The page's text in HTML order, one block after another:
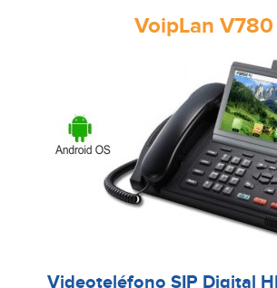
VoipLan V780
Videoteléfono SIP Digital